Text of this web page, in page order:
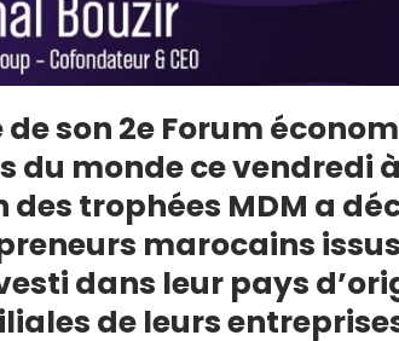
de son 2e Forum
du monde ce vendredi
des trophées MDM a
marocains
dans leur pays
de leurs